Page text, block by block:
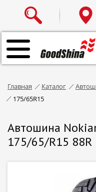
Главная Каталог
175/65R15
Автошина
175/65/R15 88R